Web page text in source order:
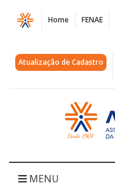
Página
Reunião
da
Nacional
discute
para
Home FENAE
Atualização de Cadastro
Acessar
página
inicial
MENU